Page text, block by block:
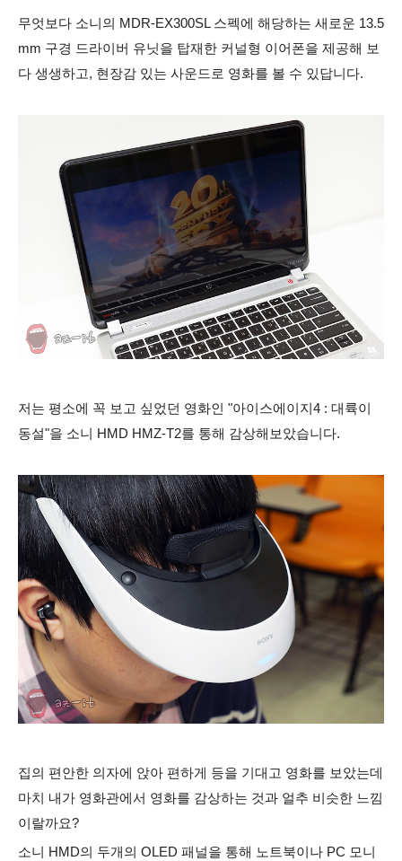
무엇보다 소니의 MDR-EX300SL 스펙에 해당하는 새로운 13.5
mm 구경 드라이버 유닛을 탑재한 커널형 이어폰을 제공해 보
다 생생하고, 현장감 있는 사운드로 영화를 볼 수 있답니다.
저는 평소에 꼭 보고 싶었던 영화인 "아이스에이지4 : 대륙이
동설"을 소니 HMD HMZ-T2를 통해 감상해보았습니다.
집의 편안한 의자에 앉아 편하게 등을 기대고 영화를 보았는데
마치 내가 영화관에서 영화를 감상하는 것과 얼추 비슷한 느낌
이랄까요?
소니 HMD의 두개의 OLED 패널을 통해 노트북이나 PC 모니